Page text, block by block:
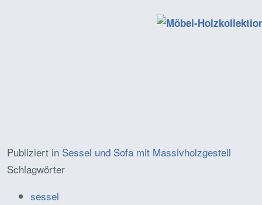
Publiziert in Sessel und Sofa mit Massivholzgestell
Schlagwörter
sessel